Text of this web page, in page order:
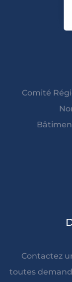
Comité
Contactez
toutes